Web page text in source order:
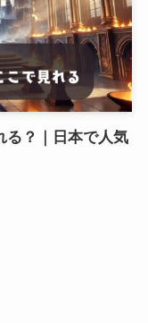
る？｜日本で人気